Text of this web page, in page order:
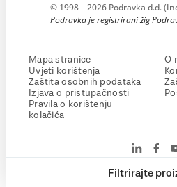
Filtrirajte
© 1998 – 2026 Podravka d.d.
Podravka je registrirani žig
Mapa stranice
Uvjeti korištenja
Zaštita osobnih podataka
Izjava o pristupačnosti
Pravila o korištenju
kolačića
O